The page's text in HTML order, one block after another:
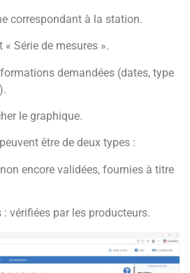
correspondant à la station.
« Série de mesures ».
demandées (dates, type
le graphique.
être de deux types :
encore validées, fournies à titre
: vérifiées par les producteurs.